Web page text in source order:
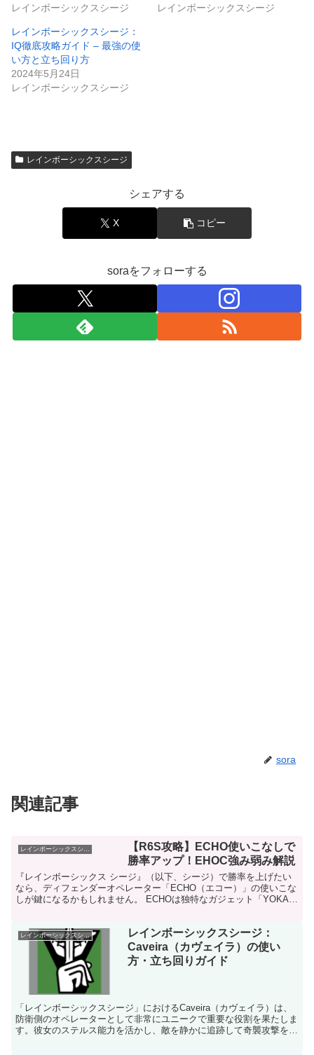
レインボーシックスシージ
レインボーシックスシージ
レインボーシックスシージ：
IQ徹底攻略ガイド – 最強の使
い方と立ち回り方
2024年5月24日
レインボーシックスシージ
レインボーシックスシージ
シェアする
X コピー
soraをフォローする
sora
関連記事
レインボーシックスシージ
【R6S攻略】ECHO使いこなしで
勝率アップ！EHOC強み弱み解説
『レインボーシックス シージ』（以下、シージ）で勝率を上げたい
なら、ディフェンダーオペレーター「ECHO（エコー）」の使いこな
しが鍵になるかもしれません。 ECHOは独特なガジェット「YOKAI
レインボーシックスシージ
レインボーシックスシージ：
Caveira（カヴェイラ）の使い
方・立ち回りガイド
「レインボーシックスシージ」におけるCaveira（カヴェイラ）は、
防衛側のオペレーターとして非常にユニークで重要な役割を果たしま
す。彼女のステルス能力を活かし、敵を静かに追跡して奇襲攻撃を仕